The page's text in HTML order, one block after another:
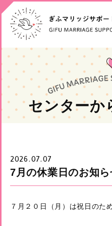
センターか
2026.07.07
7月の休業日のお知ら
７月２０日（月）は祝日のた